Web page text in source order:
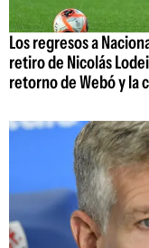
Los regresos a
retiro de Nicolás
retorno de Webó y la